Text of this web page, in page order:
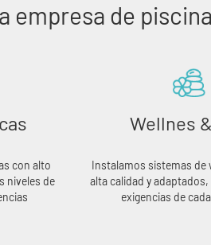
empresa de
con alto
niveles de
Wellnes
Instalamos sistemas de
alta calidad y
exigencias de